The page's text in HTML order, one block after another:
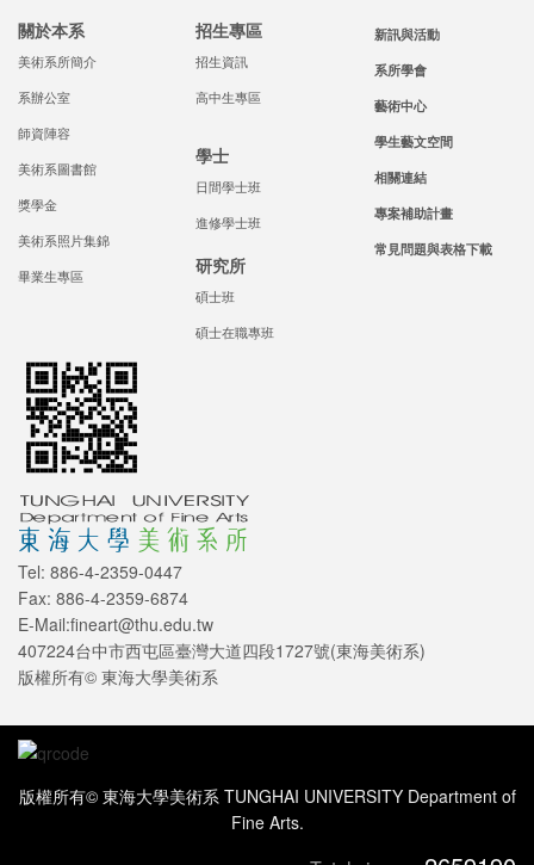
關於本系
美術系所簡介
系辦公室
師資陣容
美術系圖書館
獎學金
美術系照片集錦
畢業生專區
招生專區
招生資訊
高中生專區
學士
日間學士班
進修學士班
研究所
碩士班
碩士在職專班
新訊與活動
系所學會
藝術中心
學生藝文空間
相關連結
專案補助計畫
常見問題與表格下載
Tel: 886-4-2359-0447
Fax: 886-4-2359-6874
E-Mail:fineart@thu.edu.tw
407224台中市西屯區臺灣大道四段1727號(東海美術系)
版權所有© 東海大學美術系
版權所有© 東海大學美術系 TUNGHAI UNIVERSITY Department of
Fine Arts.